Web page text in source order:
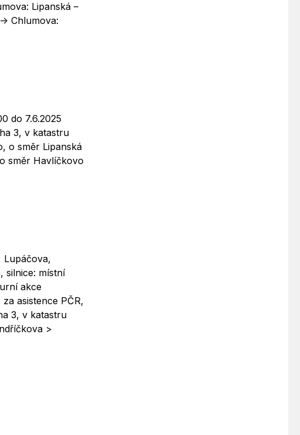
Lipanská –
Chlumova:
do 7.6.2025
3, v katastru
o směr Lipanská
směr Havlíčkovo
Lupáčova,
silnice: místní
akce
asistence PČR,
3, v katastru
>